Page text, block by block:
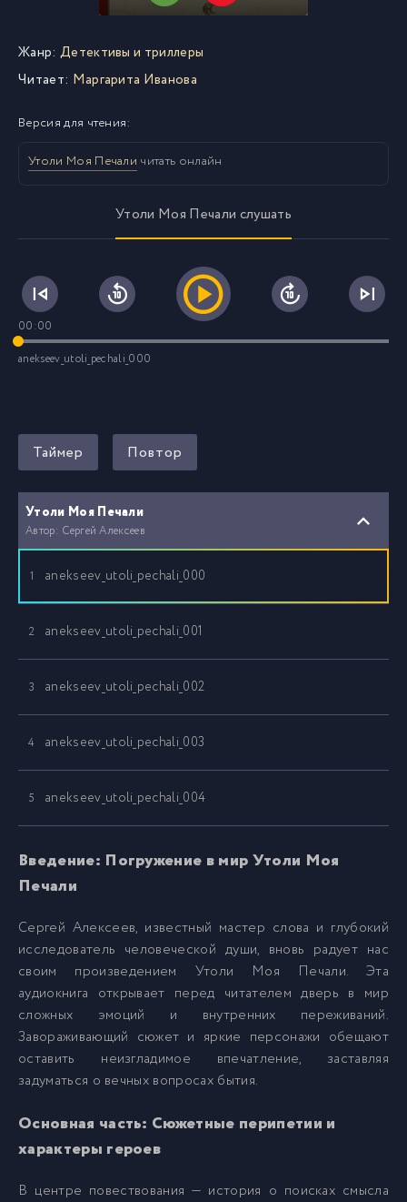
Жанр: Детективы и триллеры
Читает: Маргарита Иванова
Версия для чтения:
Утоли Моя Печали читать онлайн
Утоли Моя Печали слушать
00:00
anekseev_utoli_pechali_000
Таймер Повтор
Утоли Моя Печали
Автор: Сергей Алексеев
1 anekseev_utoli_pechali_000
2 anekseev_utoli_pechali_001
3 anekseev_utoli_pechali_002
4 anekseev_utoli_pechali_003
5 anekseev_utoli_pechali_004
anekseev_utoli_pechali_005
anekseev_utoli_pechali_007
9 anekseev_utoli_pechali_008
10 anekseev_utoli_pechali_009
11 anekseev_utoli_pechali_010
12 anekseev_utoli_pechali_011
Введение: Погружение в мир Утоли Моя
Печали
Сергей Алексеев, известный мастер слова и глубокий
исследователь человеческой души, вновь радует нас
своим произведением Утоли Моя Печали. Эта
аудиокнига открывает перед читателем дверь в мир
сложных эмоций и внутренних переживаний.
Завораживающий сюжет и яркие персонажи обещают
оставить неизгладимое впечатление, заставляя
задуматься о вечных вопросах бытия.
Основная часть: Сюжетные перипетии и
характеры героев
В центре повествования — история о поисках смысла